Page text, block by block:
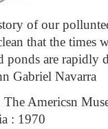
of our
that the times
ponds are
Gabriel Navarra
The Americsn
: 1970